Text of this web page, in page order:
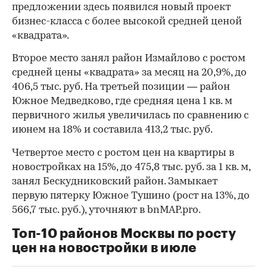
предложении здесь появился новый проект
бизнес-класса с более высокой средней ценой
«квадрата».
Второе место занял район Измайлово с ростом
средней цены «квадрата» за месяц на 20,9%, до
406,5 тыс. руб. На третьей позиции — район
Южное Медведково, где средняя цена 1 кв. м
первичного жилья увеличилась по сравнению с
июнем на 18% и составила 413,2 тыс. руб.
00:00 / 00:00
Четвертое место с ростом цен на квартиры в
новостройках на 15%, до 475,8 тыс. руб. за 1 кв. м,
занял Бескудниковский район. Замыкает
первую пятерку Южное Тушино (рост на 13%, до
566,7 тыс. руб.), уточняют в bnMAP.pro.
Топ-10 районов Москвы по росту
цен на новостройки в июле